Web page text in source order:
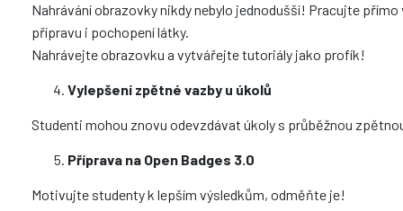
Nahrávání obrazovky nikdy nebylo jednodušší! Pracujte
přípravu i pochopení látky.
Nahrávejte obrazovku a vytvářejte tutoriály jako profík!
Vylepšení zpětné vazby u úkolů
Studenti mohou znovu odevzdávat úkoly s průběžnou
Příprava na Open Badges 3.0
Motivujte studenty k lepším výsledkům, odměňte je!